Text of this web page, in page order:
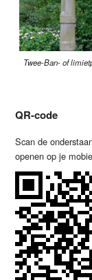
Twee-Ban- of
QR-code
Scan de
openen op je